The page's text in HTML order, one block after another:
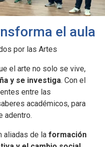
el aula
por las Artes
el arte no solo se vive,
y se investiga. Con el
entre las
académicos, para
adentro.
aliadas de la formación